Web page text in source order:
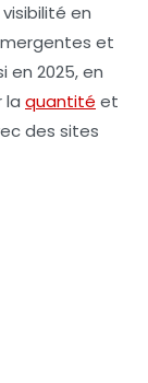
en
et
en 2025, en
la quantité et
des sites